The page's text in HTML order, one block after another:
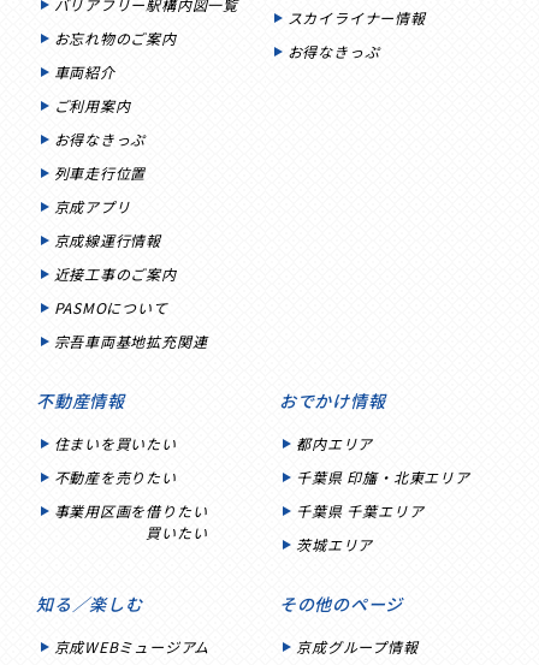
バリアフリー駅構内図一覧
お忘れ物のご案内
車両紹介
ご利用案内
お得なきっぷ
列車走行位置
京成アプリ
京成線運行情報
近接工事のご案内
PASMOについて
宗吾車両基地拡充関連
スカイライナー情報
お得なきっぷ
不動産情報
住まいを買いたい
不動産を売りたい
事業用区画を借りたい
買いたい
おでかけ情報
都内エリア
千葉県 印旛・北東エリア
千葉県 千葉エリア
茨城エリア
知る／楽しむ
京成WEBミュージアム
その他のページ
京成グループ情報